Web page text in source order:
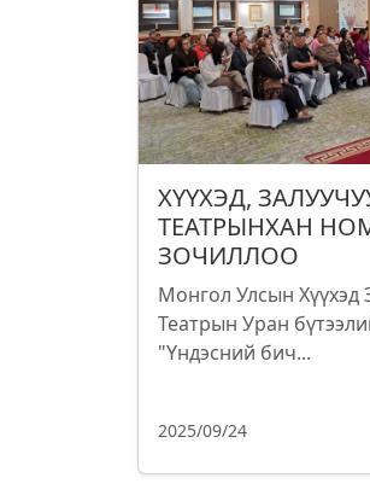
ХҮҮХЭД,
ТЕАТРЫНХАН
ЗОЧИЛЛОО
Монгол Улсын Хүүхэд
Театрын Уран
"Үндэсний бич...
2025/09/24